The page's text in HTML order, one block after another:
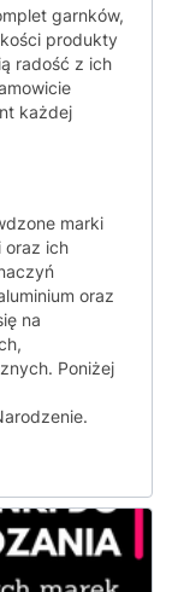
garnków,
produkty
radość z ich
każdej
marki
oraz ich
oraz
na
Poniżej